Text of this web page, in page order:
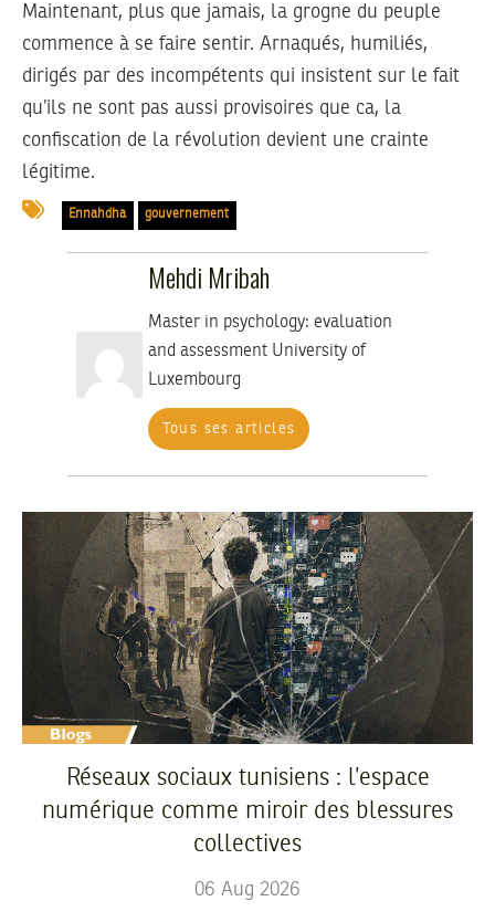
Maintenant, plus que jamais, la grogne du peuple
commence à se faire sentir. Arnaqués, humiliés,
dirigés par des incompétents qui insistent sur le fait
qu’ils ne sont pas aussi provisoires que ca, la
confiscation de la révolution devient une crainte
légitime.
Ennahdha gouvernement
Mehdi Mribah
Master in psychology: evaluation
and assessment University of
Luxembourg
Tous ses articles
Réseaux sociaux tunisiens : l’espace
numérique comme miroir des blessures
collectives
06 Aug 2026